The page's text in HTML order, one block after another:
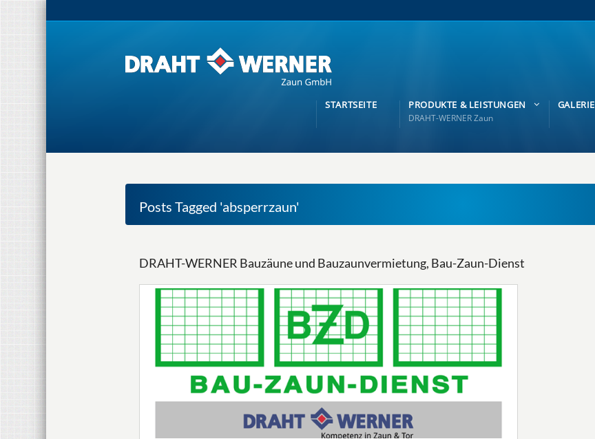
STARTSEITE PRODUKTE & LEISTUNGEN
DRAHT-WERNER Zaun
GALERIE
Posts Tagged 'absperrzaun'
DRAHT-WERNER Bauzäune und Bauzaunvermietung, Bau-Zaun-Dienst